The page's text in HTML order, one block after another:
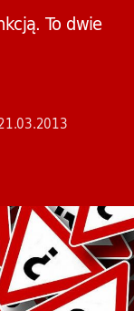
To dwie